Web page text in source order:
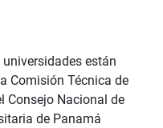
están
Comisión Técnica de
Consejo Nacional de
de Panamá